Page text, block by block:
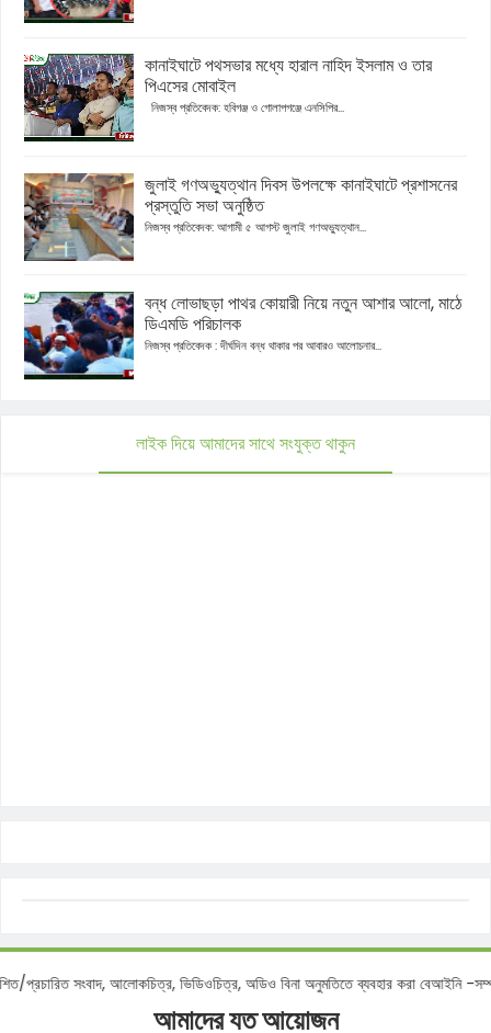
কানাইঘাটে পথসভার মধ্যে হারাল নাহিদ ইসলাম ও তার
পিএসের মোবাইল
নিজস্ব প্রতিবেদক: হবিগঞ্জ ও গোলাপগঞ্জে এনসিপির...
জুলাই গণঅভ্যুত্থান দিবস উপলক্ষে কানাইঘাটে প্রশাসনের
প্রস্তুতি সভা অনুষ্ঠিত
নিজস্ব প্রতিবেদক: আগামী ৫ আগস্ট জুলাই গণঅভ্যুত্থান...
বন্ধ লোভাছড়া পাথর কোয়ারী নিয়ে নতুন আশার আলো, মাঠে
ডিএমডি পরিচালক
নিজস্ব প্রতিবেদক : দীর্ঘদিন বন্ধ থাকার পর আবারও আলোচনার...
লাইক দিয়ে আমাদের সাথে সংযুক্ত থাকুন
প্রচারিত সংবাদ, আলোকচিত্র, ভিডিওচিত্র, অডিও বিনা অনুমতিতে ব্যবহার করা
আমাদের যত আয়োজন